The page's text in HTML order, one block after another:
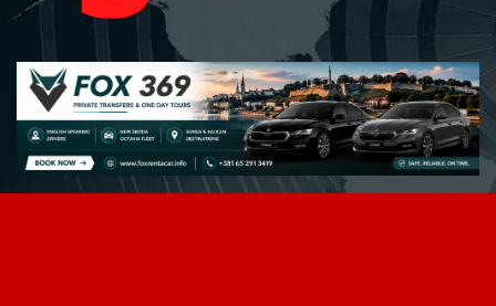
Pozitivna Srpska